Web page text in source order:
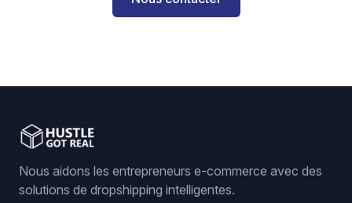
Nous aidons les entrepreneurs e-commerce avec des
solutions de dropshipping intelligentes.